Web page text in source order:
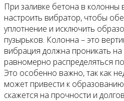
При заливке бетона в
настроить вибратор, чтобы
уплотнение и исключить
пузырьков. Колонна – это
вибрация должна проникать на
равномерно распределяться
Это особенно важно, так как
может привести к образованию
скажется на прочности и